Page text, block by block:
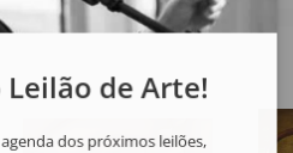
de Arte!
dos próximos leilões,